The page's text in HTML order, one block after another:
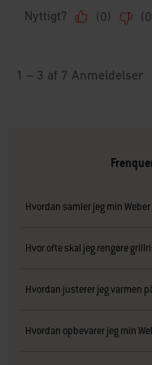
Hvordan samler jeg min
Hvor ofte skal jeg rengøre
Hvordan justerer jeg varmen
Hvordan opbevarer jeg min